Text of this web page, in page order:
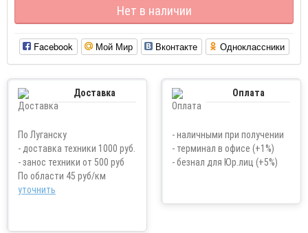
Нет в наличии
Facebook Мой Мир Вконтакте Одноклассники
Доставка
По Луганску
- доставка техники 1000 руб.
- занос техники от 500 руб
По области 45 руб/км
уточнить
Оплата
- наличными при получении
- терминал в офисе (+1%)
- безнал для Юр.лиц (+5%)